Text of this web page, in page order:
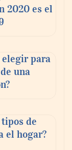
2020 es el
elegir para
una
de
el hogar?